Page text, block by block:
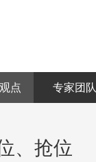
点 专家团队
、抢位